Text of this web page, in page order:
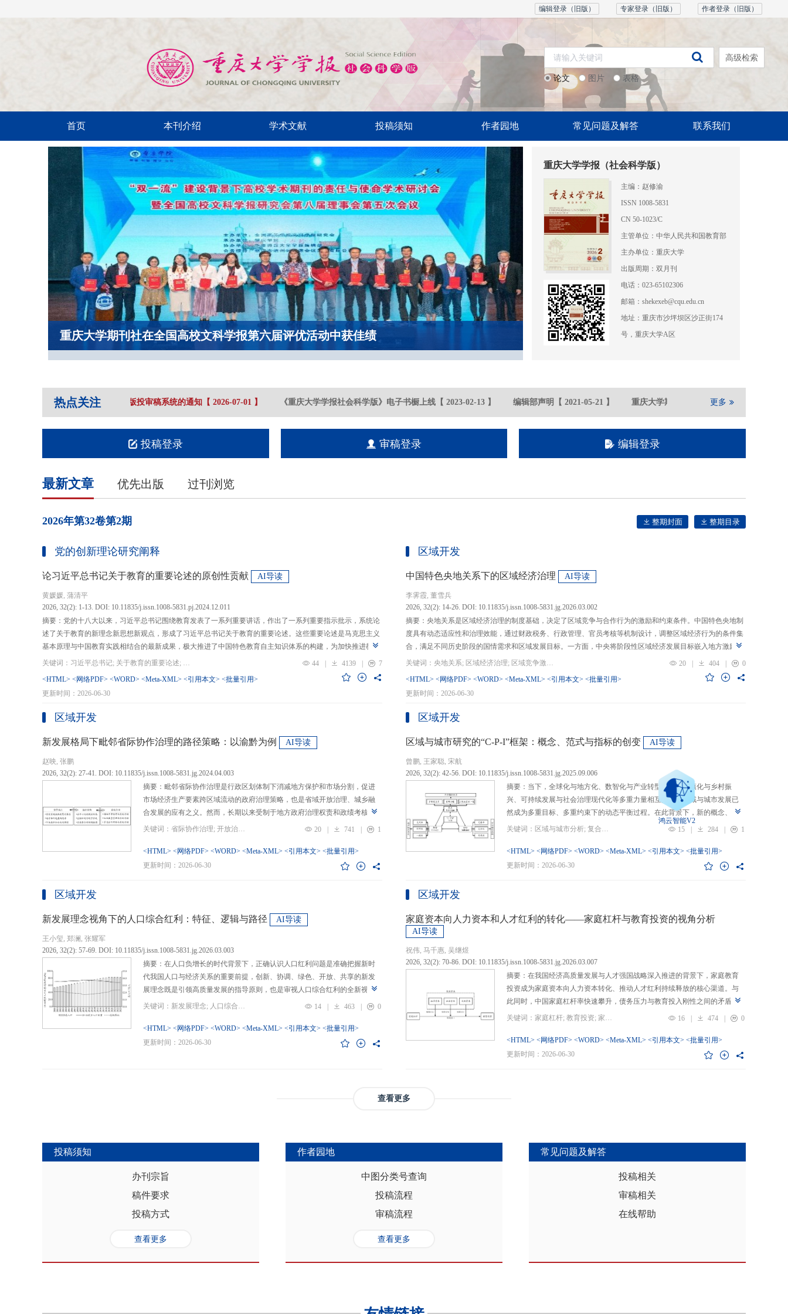
作者登录（旧版）
专家登录（旧版）
编辑登录（旧版）
论文 图片 表格
高级检索
首页 本刊介绍 学术文献 投稿须知 作者园地 常见问题及解答 联系我们
重庆大学期刊社在全国高校文科学报第六届评优活动中获佳绩
重庆大学学报（社会科学版）
主编：赵修渝
ISSN 1008-5831
CN 50-1023/C
主管单位：中华人民共和国教育部
主办单位：重庆大学
出版周期：双月刊
电话：023-65102306
邮箱：shekexeb@cqu.edu.cn
地址：重庆市沙坪坝区沙正街174
号，重庆大学A区
热点关注
报（社会科学版）》关于启用新版投审稿系统的通知【 2026-07-01】 《重庆大学学报社会科学版》电子书橱上线【 2023-02-13】 编辑部声明【 2021-05-21】 重庆大学期刊社在全国高校文科学报第六届
更多
投稿登录 审稿登录 编辑登录
最新文章 优先出版 过刊浏览
2026年第32卷第2期 整期封面 整期目录
党的创新理论研究阐释
论习近平总书记关于教育的重要论述的原创性贡献 AI导读
黄媛媛, 蒲清平
2026, 32(2): 1-13. DOI: 10.11835/j.issn.1008-5831.pj.2024.12.011
摘要：党的十八大以来，习近平总书记围绕教育发表了一系列重要讲话，作出了一系列重要指示批示，系统论
述了关于教育的新理念新思想新观点，形成了习近平总书记关于教育的重要论述。这些重要论述是马克思主义
基本原理与中国教育实践相结合的最新成果，极大推进了中国特色教育自主知识体系的构建，为加快推进教育
现代化、建设教育强国提供了强大思想武器和行动指南，作出了重大原创性贡献。这些原创性贡献主要体现
在：第一，从价值论角度明确了教育在党和国家事业发展全局中的战略定位，从政治价值、经济价值、文化价
值、社会价值、创新价值等五个方面创新性回答了新时代“为什么办教育”的战略问题；第二，从认识论角度赋
予了新时代教育发展的多重内涵，深刻揭示其根本性质、根本保证、根本任务、时代使命、最终目的，创新性
回答了新时代“办什么样的教育”的根本问题；第三，从方法论角度立足基本国情遵循教育规律，提出了深化教
育改革创新的总体思路和战略部署，涵盖教育地位的确立、教育道路的选择、教育动力的激发、教育路径的规
划以及教育主体的培育，创新性回答了新时代“怎么办教育”的实践问题。
关键词：习近平总书记; 关于教育的重要论述; 教育强国; 《论教育》; 教育新质生产力; 教育人工智能 44 | 4139 |
7
<HTML> <网络PDF> <WORD> <Meta-XML> <引用本文> <批量引用>
更新时间：2026-06-30
区域开发
中国特色央地关系下的区域经济治理 AI导读
李霁霞, 董雪兵
2026, 32(2): 14-26. DOI: 10.11835/j.issn.1008-5831.jg.2026.03.002
摘要：央地关系是区域经济治理的制度基础，决定了区域竞争与合作行为的激励和约束条件。中国特色央地制
度具有动态适应性和治理效能，通过财政税务、行政管理、官员考核等机制设计，调整区域经济行为的条件集
合，满足不同历史阶段的国情需求和区域发展目标。一方面，中央将阶段性区域经济发展目标嵌入地方激励机
制，引导区域竞争策略转变，包括竞争标的从“为增长而竞争”转向“为发展而竞争”，支出行为从“重建设、轻民
生”转向“基本公共服务均等化”，发展模式从“地方保护”转向“发挥比较优势”，以区域竞争激励和竞争策略优化
提升区域经济治理效率。另一方面，中央通过对口支援、一体化合作、主体功能区建设等制度安排，在保留区
域竞争激励的同时，降低区域合作成本，提高区域合作收益，形成优势互补、规模效益最大化、外部性内部化
等跨区域合作模式，实现国家治理和区域治理效率的统一。在区域经济格局深刻变革与国内发展目标转型升级
的背景下，区域经济治理面临新形势与新挑战。未来区域经济治理研究应聚焦数字时代区域协调发展、因地制
宜发展新质生产力、构建全国统一大市场等重大现实问题，从新治理主体、新发展目标、新治理工具等维度深
化探索，进一步丰富和完善中国特色区域经济治理理论体系，为新时代区域协调发展与区域高质量发展提供学
理支撑。
关键词：央地关系; 区域经济治理; 区域竞争激励; 跨区域合作 20 | 404 |
0
<HTML> <网络PDF> <WORD> <Meta-XML> <引用本文> <批量引用>
更新时间：2026-06-30
区域开发
新发展格局下毗邻省际协作治理的路径策略：以渝黔为例 AI导读
赵映, 张鹏
2026, 32(2): 27-41. DOI: 10.11835/j.issn.1008-5831.jg.2024.04.003
摘要：毗邻省际协作治理是行政区划体制下消减地方保护和市场分割，促进
市场经济生产要素跨区域流动的政府治理策略，也是省域开放治理、城乡融
合发展的应有之义。然而，长期以来受制于地方政府治理权责和政绩考核的
行政区划界限，以及竞争性发展博弈中日渐固化的地方利益，毗邻省际协作
内需、畅通经济循环、建设全国统一大市场的政策导向，为毗邻省际协作治
理提供了新的机遇，借此探析其路径策略是构建新发展格局的内在要求和重
例，采用半结构化访谈法收集数据资料，探析新发展格局下毗邻省际协作治
理的路径策略。研究表明，毗邻省际协作治理是毗邻省（自治区、直辖市）
达成多向度的系统性治理行动过程。新发展格局下毗邻省际协作治理的路径
策略首先是厘清国家战略政策要求、省际协作发展需要，以及市场主体和民
众期望，凝聚利益相关主体的协作治理共识，明确毗邻省际协作治理是省域
开放治理必须积极作为的必答题。其次，统筹衔接国家战略政策与省域治理
规划，构建去中心化的组织结构总体布局，下好毗邻协作先行示范区创建、
网络协同治理的比较优势和互补功能，牵住“牛鼻子”工程，着重优化开放协作
机制和生态共保联治，促进基础设施和基本公共服务一体化，推动产业链整
关键词：省际协作治理; 开放治理; 行政区划; 统一大市场; 新发展格局 20 | 741 | 1
<HTML> <网络PDF> <WORD> <Meta-XML> <引用本文> <批量引用>
更新时间：2026-06-30
区域开发
区域与城市研究的“C-P-I”框架：概念、范式与指标的创变 AI导读
曾鹏, 王家聪, 宋航
2026, 32(2): 42-56. DOI: 10.11835/j.issn.1008-5831.jg.2025.09.006
摘要：当下，全球化与地方化、数智化与产业转型、新型城镇化与乡村振
兴、可持续发展与社会治理现代化等多重力量相互交织，区域与城市发展已
然成为多重目标、多重约束下的动态平衡过程。在此背景下，新的概念、新
的要求、新的范围不断涌现，形成了以“A视角下的B”“面向A的B”“基于A的B”
而是蕴含了新的目标要求、关系规范或作用范围，代表了对区域与城市复杂
问题的新认知。然而，目前学术界对于这类复杂概念的综合评价研究相对滞
概念内涵关键方面，也缺乏系统检验。对此，文章提出区域与城市研究的“C-
重一致性，即确保概念界定与测量操作的逻辑统一。其次，在指标体系科学
构建上，采用多维交叉原则，深入交叉单元层面进行刻画；层级分解原则，
建立从目的层到场景层、要素层、观测层、指标层和说明层的系统结构；应
然实然一体原则，实现理论理想与现实测量的统一。最后，在具体指标可信
选择上，强调完备性，全面覆盖概念内涵；强调复合性，体现概念的交叉交
架不仅提供了评价复杂概念的工具，更蕴含促进复杂概念发现与再生产的机
制，能够推动区域分析从传统的、相对静态的、单一维度的模式，向更加动
关键词：区域与城市分析; 复合概念; “C-P-I”框架; 指标体系 15 | 284 | 1
<HTML> <网络PDF> <WORD> <Meta-XML> <引用本文> <批量引用>
更新时间：2026-06-30
区域开发
新发展理念视角下的人口综合红利：特征、逻辑与路径 AI导读
王小玺, 郑澜, 张耀军
2026, 32(2): 57-69. DOI: 10.11835/j.issn.1008-5831.jg.2026.03.003
摘要：在人口负增长的时代背景下，正确认识人口红利问题是准确把握新时
代我国人口与经济关系的重要前提，创新、协调、绿色、开放、共享的新发
展理念既是引领高质量发展的指导原则，也是审视人口综合红利的全新视
角。从内涵特征看，新时代的人口综合红利理论是在发展基础、核心理念和
位和发展进程，以人口数量、结构、素质、分布等人口条件为基础，以新发
展理念为导向，通过政策措施的适应性调整从而培育、巩固和收获人口优
中，既要立足当下人口负增长的现实，充分挖掘和利用现有人口条件，也要
放眼未来人口发展趋势，积极挖掘、培育人口结构优化红利、人口素质提升
红利和人口合理分布红利，以相关政策制度的调整完善为路径，引导人口发
展符合创新、协调、绿色、开放、共享的理念需求，积极回应人口发展的趋
势性特征和高质量发展的目标任务，通过进一步完善生育养老政策、推进教
育强国建设、优化城镇格局体系，以人口与经济高质量发展支撑中国式现代
关键词：新发展理念; 人口综合红利; 高质量发展; 人口政策; 中国式现代化 14 | 463 | 0
<HTML> <网络PDF> <WORD> <Meta-XML> <引用本文> <批量引用>
更新时间：2026-06-30
区域开发
家庭资本向人力资本和人才红利的转化——家庭杠杆与教育投资的视角分析
AI导读
祝伟, 马千惠, 吴继煜
2026, 32(2): 70-86. DOI: 10.11835/j.issn.1008-5831.jg.2026.03.007
摘要：在我国经济高质量发展与人才强国战略深入推进的背景下，家庭教育
投资成为家庭资本向人力资本转化、推动人才红利持续释放的核心渠道。与
此同时，中国家庭杠杆率快速攀升，债务压力与教育投入刚性之间的矛盾日
益凸显，二者的互动关系直接关系到人力资本积累效率、教育公平与家庭金
育投资的作用机制，且普遍忽视家庭经济、社会、文化资本的综合调节效应
与多维度异质性特征。基于此，文章利用2017年和2019年中国家庭金融调查
弱，表明资本充裕家庭可依靠自有资源满足教育需求，降低对债务融资的依
赖。第三，异质性分析结果显示，债务多元化水平较低、主要依赖内源融资
以及城镇的家庭在杠杆上升时更倾向于增加更多的教育投资。第四，进一步
讨论后发现，家庭杠杆与教育投资之间存在倒“U”型的非线性关系，当家庭财
务压力较轻时，杠杆上升会促使家庭增加教育投入，但财务负担过重时则导
致教育支出削减，说明适度杠杆可缓解流动性约束并支撑教育投入，而过度
关键词：家庭杠杆; 教育投资; 家庭资本; 家庭债务结构; CHFS 16 | 474 | 0
<HTML> <网络PDF> <WORD> <Meta-XML> <引用本文> <批量引用>
更新时间：2026-06-30
查看更多
投稿须知
办刊宗旨
稿件要求
投稿方式
查看更多
作者园地
中图分类号查询
投稿流程
审稿流程
查看更多
常见问题及解答
投稿相关
审稿相关
在线帮助
鸿云智能V2